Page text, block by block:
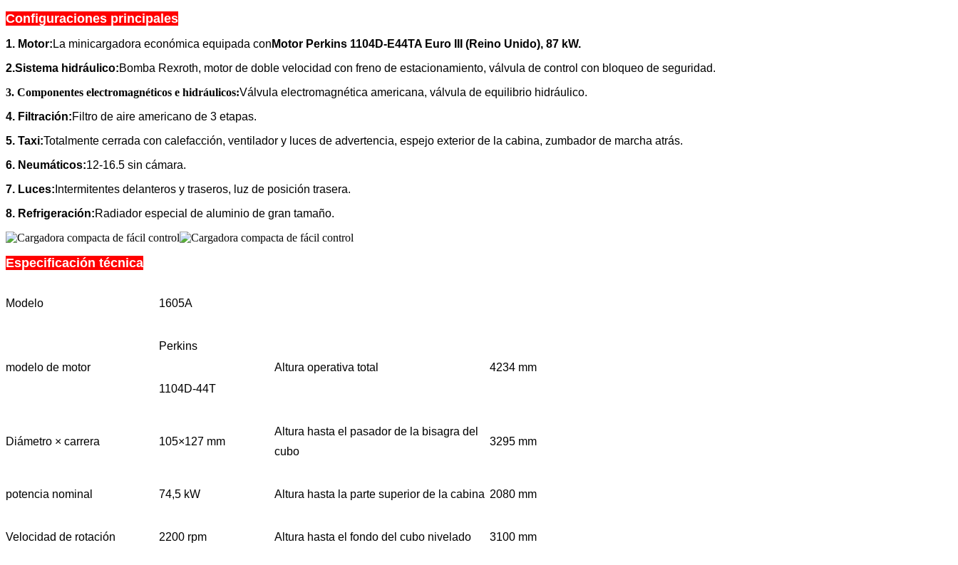
Configuraciones principales
1. Motor: La minicargadora económica equipada con Motor Perkins 1104D-E44TA Euro III (Reino Unido), 87 kW.
2.Sistema hidráulico:Bomba Rexroth, motor de doble velocidad con freno de estacionamiento, válvula de control con bloqueo de seguridad.
3. Componentes electromagnéticos e hidráulicos:Válvula electromagnética americana, válvula de equilibrio hidráulico.
4. Filtración:Filtro de aire americano de 3 etapas.
5. Taxi:Totalmente cerrada con calefacción, ventilador y luces de advertencia, espejo exterior de la cabina, zumbador de marcha atrás.
6. Neumáticos:12-16.5 sin cámara.
7. Luces: Intermitentes delanteros y traseros, luz de posición trasera.
8. Refrigeración:Radiador especial de aluminio de gran tamaño.
Especificación técnica
Modelo 1605A
modelo de motor
Perkins
Altura operativa total
4234 mm
1104D-44T
Diámetro × carrera 105×127 mm
Altura hasta el pasador de la bisagra del
cubo
3295 mm
potencia nominal 74,5 kW Altura hasta la parte superior de la cabina 2080 mm
Velocidad de rotación 2200 rpm Altura hasta el fondo del cubo nivelado 3100 mm